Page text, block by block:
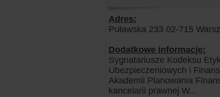
Adres:
Puławska 233 02-715
Dodatkowe informacje:
Sygnatariusze Kodeksu
Ubezpieczeniowych i
Akademii Planowania
kancelarii prawnej W...